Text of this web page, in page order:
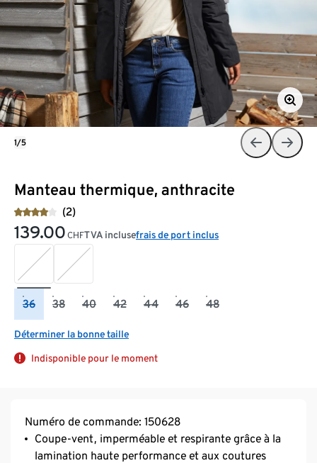
Manteau thermique, anthracite
(2)
139.00 CHFTVA inclusefrais de port inclus
36 38 40 42 44 46 48
Déterminer la bonne taille
Indisponible pour le moment
1/5
Numéro de commande: 150628
Coupe-vent, imperméable et respirante grâce à la
lamination haute performance et aux coutures